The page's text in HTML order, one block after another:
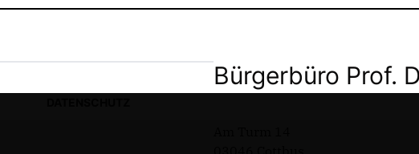
Bürgerbüro Prof.